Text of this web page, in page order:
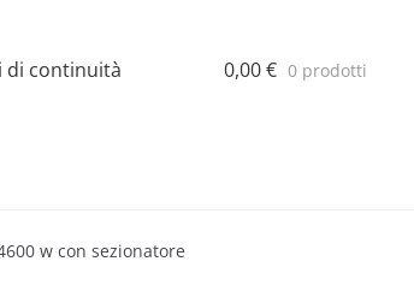
di continuità 0,00€ 0 prodotti
w con sezionatore